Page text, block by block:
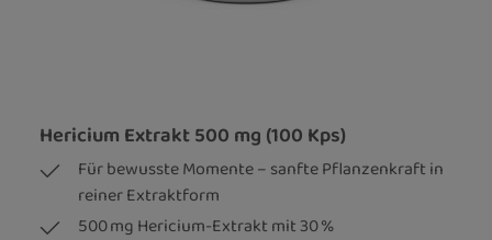
Hericium Extrakt 500 mg (100 Kps)
Für bewusste Momente – sanfte Pflanzenkraft in
reiner Extraktform
500 mg Hericium-Extrakt mit 30 %